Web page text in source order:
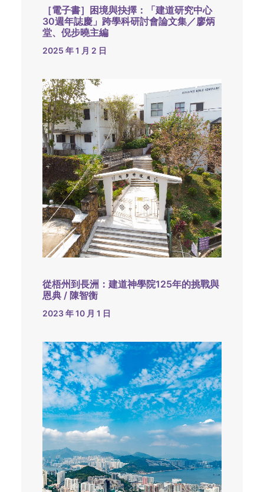
［電子書］困境與抉擇：「建道研究中心
30週年誌慶」跨學科研討會論文集／廖炳
堂、倪步曉主編
2025 年 1 月 2 日
從梧州到長洲：建道神學院125年的挑戰與
恩典 / 陳智衡
2023 年 10 月 1 日